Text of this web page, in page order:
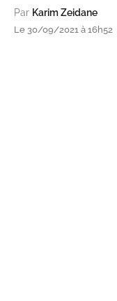
Par Karim Zeidane
Le 30/09/2021 à 16h52